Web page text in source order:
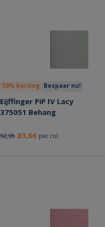
10% korting Bespaar nu!
Eijffinger PiP IV Lacy
375051 Behang
92,95 83,66 per rol